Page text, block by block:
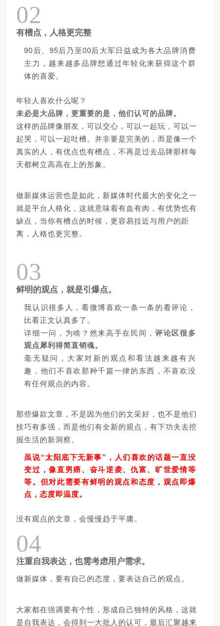
02
有槽点，人格更完整
90后、95后乃至00后大军日益成为各大品牌消费
主力，越来越多品牌想通过年轻化来获得这个群
体的喜爱。
年轻人喜欢什么呢？
未必是大品牌，更重要的是，他们认可的品牌。
这样的品牌像朋友，可以交心，可以一起玩，可以一
起哭，可以一起吐槽。并非要是完美的，而是像一个
真实的人，有优点也有槽点，不再是过去品牌那样每
天都树立高高在上的形象。
做新媒体运营也是如此，新媒体时代最大的变化之一
就是平台人格化，这就意味着有血有肉，有优势也有
缺点，当你有槽点的时候，更容易拉近与用户的距
离，人格也更完整。
03
鲜明的观点，就是引爆点。
我认识很多人，看微博喜欢一条一条的看评论，
比看正文认真多了。
详细一问，为啥？然来高手在民间， 评论区很多
观点犀利得简直销魂。
毫无疑问，大家对新的观点和看法越来越有兴
趣，他们不喜欢那种千篇一律的东西，不喜欢没
有任何观点的内容。
那些爆款文章，不是因为他们的文采好，也不是他们
技巧有多强，而是他们有全新的观点，有下功夫去挖
掘生活的新洞察。
虽说“太阳底下无新事”，人们喜欢的话题一直没
变过，像直男癌、奋斗逆袭、仇富、旷世爱情等
等。但对此需要有鲜明的观点和态度，观点即爆
点，态度即温度。
没有观点的文章，会慢慢趋于平庸。
04
注重自我表达，也需考虑用户需求。
做新媒体，要有自己的态度，要表达自己的观点。
大家都在强调要有个性，形成自己独特的风格，这就
是自我表达，会得到一大批人的认可，最后汇聚越来